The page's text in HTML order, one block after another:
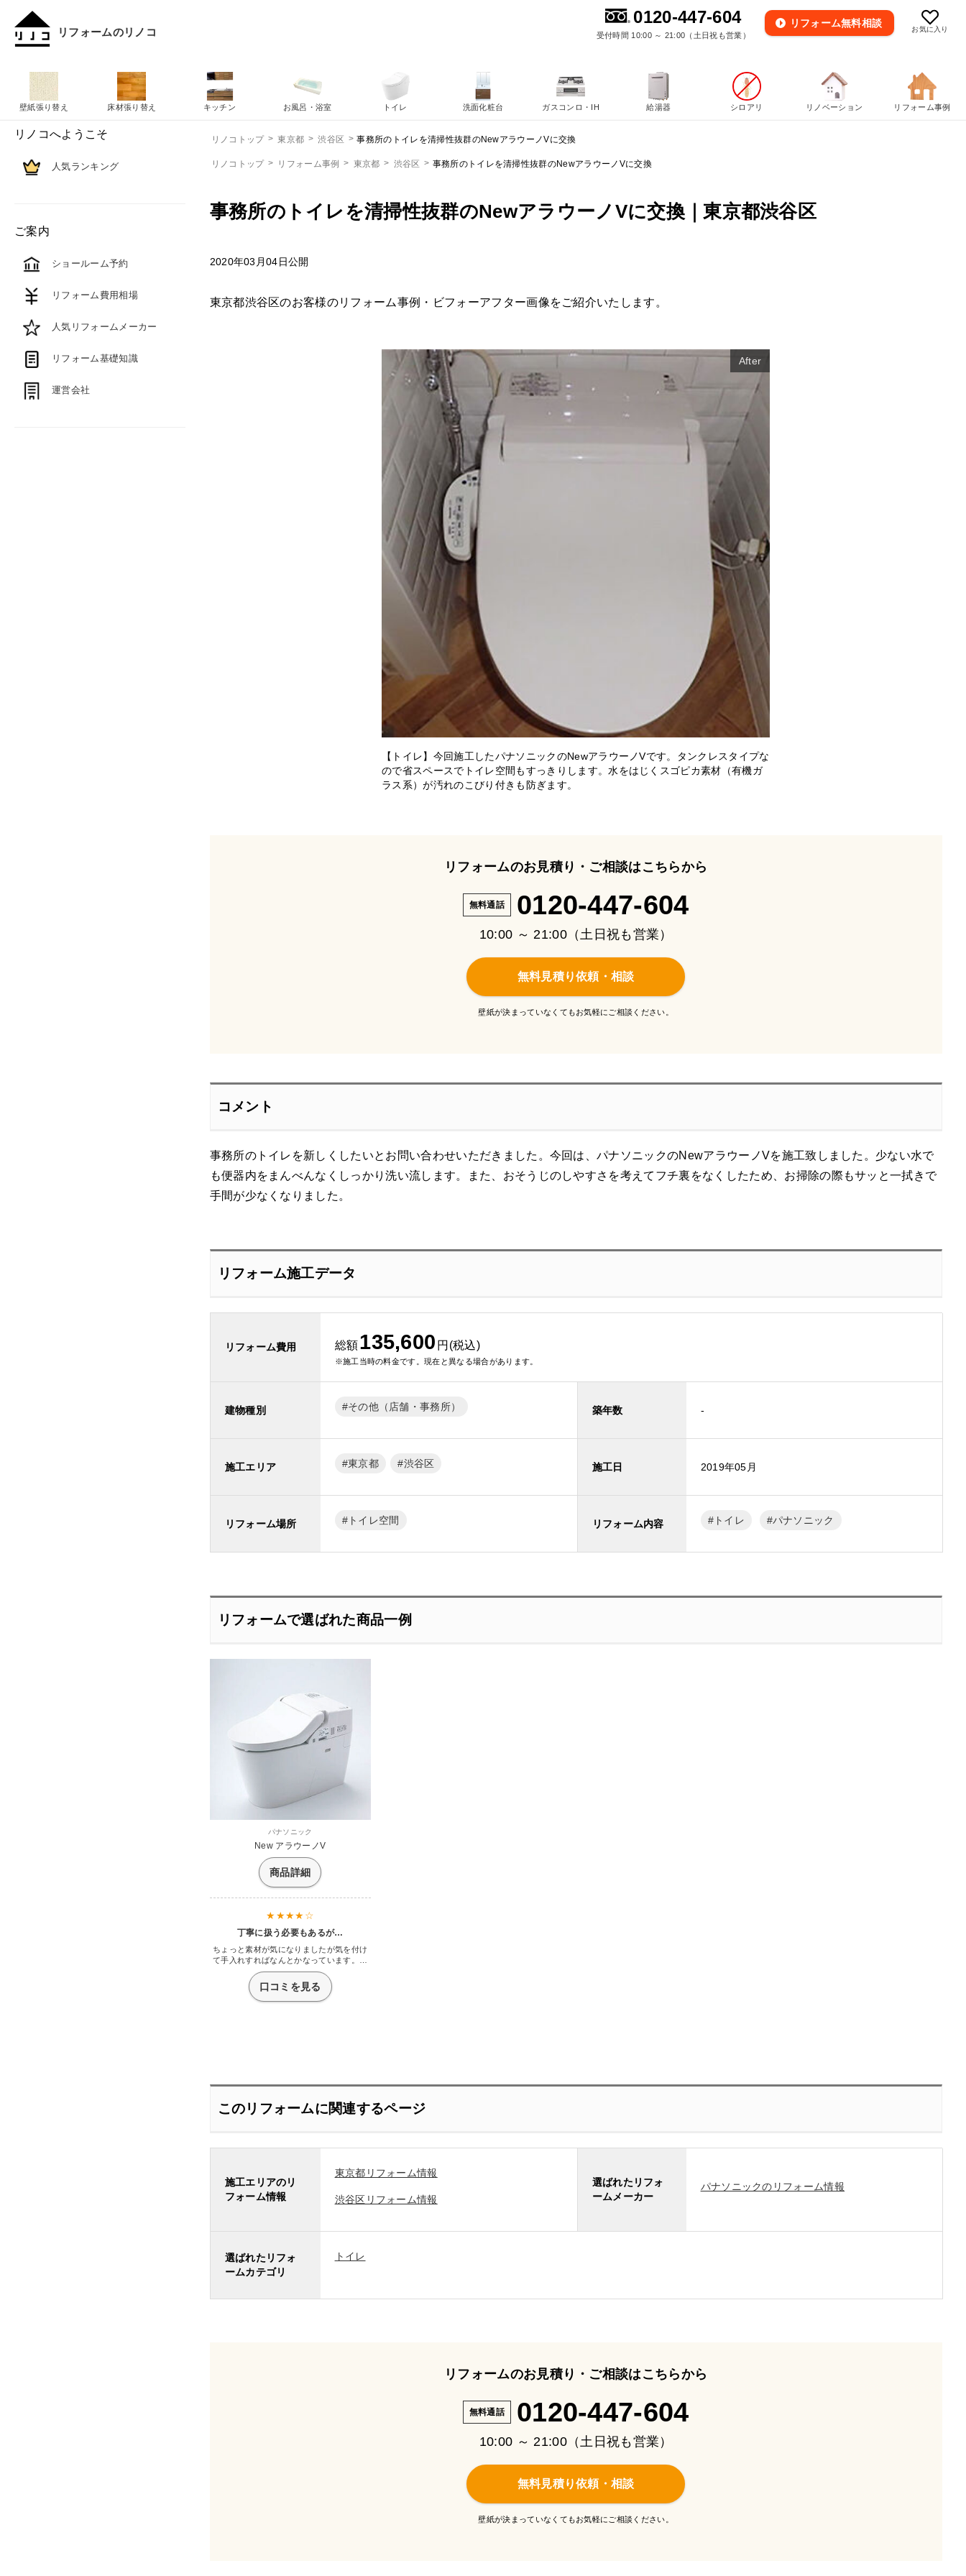
リフォームのリノコ お気に入り
0120-447-604
受付時間 10:00 ～ 21:00（土日祝も営業）
リフォーム無料相談
リノコトップ 東京都 渋谷区 事務所のトイレを清掃性抜群のNewアラウーノVに交換
リノコトップ リフォーム事例 東京都 渋谷区 事務所のトイレを清掃性抜群のNewアラウーノVに交換
事務所のトイレを清掃性抜群のNewアラウーノVに交換｜東京都渋谷区
2020年03月04日公開
東京都渋谷区のお客様のリフォーム事例・ビフォーアフター画像をご紹介いたします。
After
【トイレ】今回施工したパナソニックのNewアラウーノVです。タンクレスタイプな
ので省スペースでトイレ空間もすっきりします。水をはじくスゴピカ素材（有機ガ
ラス系）が汚れのこびり付きも防ぎます。
リフォームのお見積り・ご相談はこちらから
無料通話 0120-447-604
10:00 ～ 21:00（土日祝も営業）
無料見積り依頼・相談
壁紙が決まっていなくてもお気軽にご相談ください。
コメント
事務所のトイレを新しくしたいとお問い合わせいただきました。今回は、パナソニックのNewアラウーノVを施工致しました。少ない水で
も便器内をまんべんなくしっかり洗い流します。また、おそうじのしやすさを考えてフチ裏をなくしたため、お掃除の際もサッと一拭きで
手間が少なくなりました。
リフォーム施工データ
リフォーム費用 総額135,600 円(税込)
※施工当時の料金です。現在と異なる場合があります。
建物種別 その他（店舗・事務所） 築年数 -
施工エリア 東京都 渋谷区 施工日 2019年05月
リフォーム場所 トイレ空間 リフォーム内容 トイレ パナソニック
リフォームで選ばれた商品一例
パナソニック
New アラウーノV
商品詳細
丁寧に扱う必要もあるが…
ちょっと素材が気になりましたが気を付け
て手入れすればなんとかなっています。陶
器に比べて汚れにくいのはいいと思ったの
ですが、その分ガラスを扱うまでとはいか
ないまでも専用のブラシで掃除しないとダ
メなのがちょっと面倒ではありますね。ま
口コミを見る
このリフォームに関連するページ
施工エリアのリ
フォーム情報
東京都リフォーム情報
渋谷区リフォーム情報
選ばれたリフォ
ームメーカー
パナソニックのリフォーム情報
選ばれたリフォ
ームカテゴリ
トイレ
リフォームのお見積り・ご相談はこちらから
無料通話 0120-447-604
10:00 ～ 21:00（土日祝も営業）
無料見積り依頼・相談
壁紙が決まっていなくてもお気軽にご相談ください。
壁紙張り替え 床材張り替え キッチン お風呂・浴室 トイレ 洗面化粧台 ガスコンロ・IH 給湯器 シロアリ リノベーション リフォーム事例
リノコへようこそ
人気ランキング
ご案内
ショールーム予約
リフォーム費用相場
人気リフォームメーカー
リフォーム基礎知識
運営会社